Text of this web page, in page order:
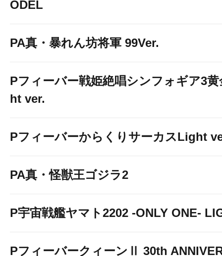
当店のお気に入り登
ODEL
PA真・暴れん坊将軍 99Ver.
Pフィーバー戦姫絶唱シンフォギア3
ht ver.
PフィーバーからくりサーカスLight
PA真・怪獣王ゴジラ2
P宇宙戦艦ヤマト2202 -ONLY ONE-
PフィーバークィーンⅡ 30th